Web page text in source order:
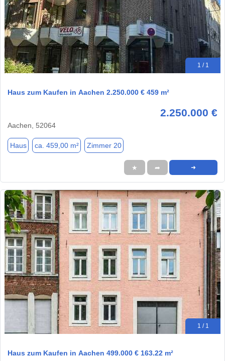
1 / 1
Haus zum Kaufen in Aachen 2.250.000 € 459 m²
2.250.000 €
Aachen, 52064
Haus ca. 459,00 m² Zimmer 20
★ ➦ ➜
1 / 1
Haus zum Kaufen in Aachen 499.000 € 163.22 m²